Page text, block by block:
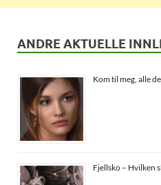
ANDRE AKTUELLE
Kom til meg, alle
Fjellsko – Hvilken